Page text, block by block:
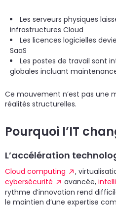
Les serveurs physiques
infrastructures Cloud
Les licences logicielles
SaaS
Les postes de travail sont
globales incluant
Ce mouvement n’est pas une
réalités structurelles.
Pourquoi l’IT
L’accélération
Cloud computing
,
cybersécurité
avancée,
rythme d’innovation rend
le maintien d’une expertise